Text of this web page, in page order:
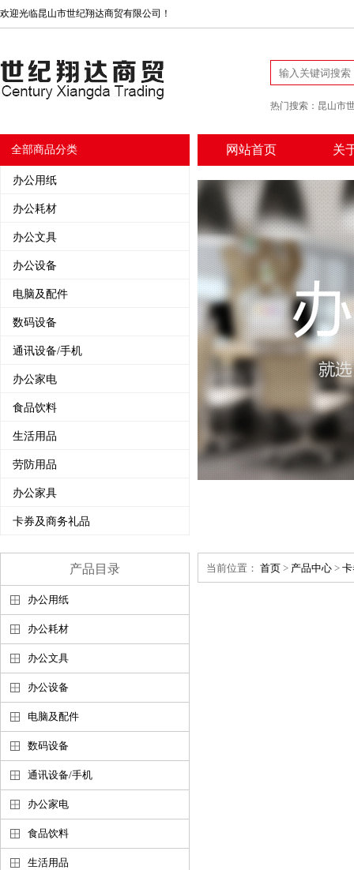
欢迎光临昆山市世纪翔达商贸有限公司！
热门搜索： 昆山市
全部商品分类
办公用纸
办公耗材
办公文具
办公设备
电脑及配件
数码设备
通讯设备/手机
办公家电
食品饮料
生活用品
劳防用品
办公家具
卡券及商务礼品
网站首页 关
产品目录
办公用纸
办公耗材
办公文具
办公设备
电脑及配件
数码设备
通讯设备/手机
办公家电
食品饮料
生活用品
当前位置： 首页 > 产品中心 >